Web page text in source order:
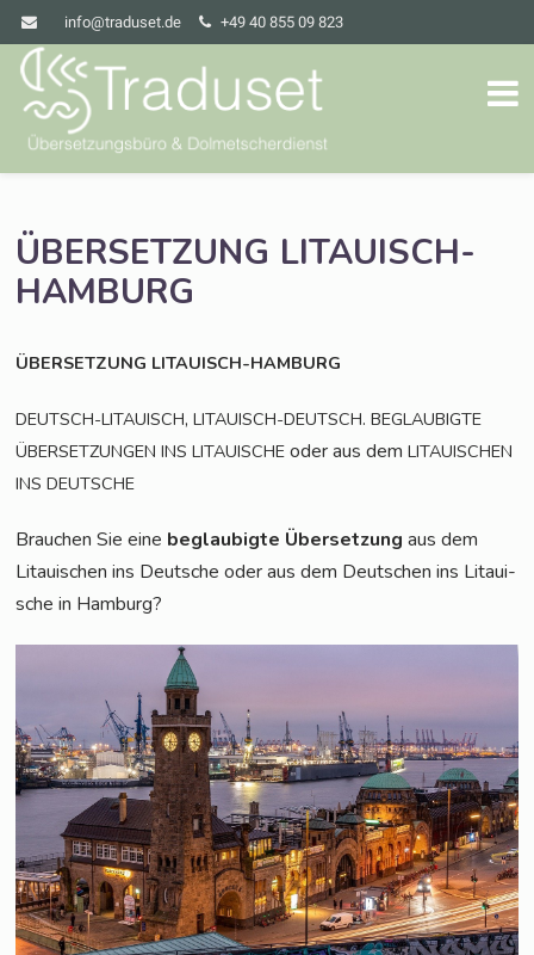
info@traduset.de +49 40 855 09 823
ÜBERSETZUNG LITAUISCH-
HAMBURG
ÜBERSETZUNG LITAUISCH-HAMBURG
DEUTSCH-LITAUISCH,LITAUISCH-DEUTSCH.BEGLAUBIGTE
ÜBERSETZUNGEN INS LITAUISCHE oder aus demLITAUISCHEN
INS DEUTSCHE
Brau­chen Sie eine beglau­big­te Über­set­zung aus dem
Litaui­schen ins Deut­sche oder aus dem Deut­schen ins Litaui­
sche in Hamburg?